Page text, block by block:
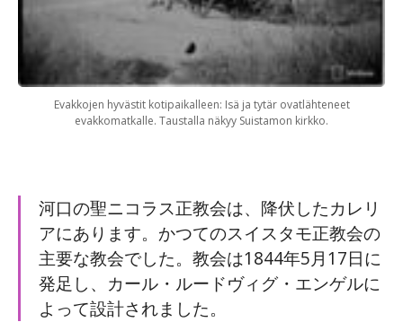
Evakkojen hyvästit kotipaikalleen: Isä ja tytär ovatlähteneet
evakkomatkalle. Taustalla näkyy Suistamon kirkko.
河口の聖ニコラス正教会は、降伏したカレリ
アにあります。かつてのスイスタモ正教会の
主要な教会でした。教会は1844年5月17日に
発足し、カール・ルードヴィグ・エンゲルに
よって設計されました。